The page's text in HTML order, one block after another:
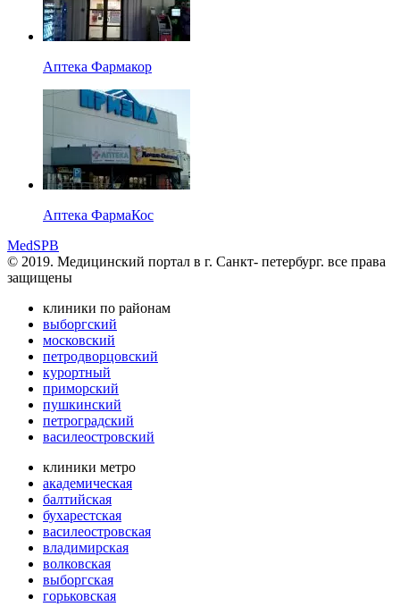
Аптека Фармакор
Аптека ФармаКос
MedSPB
© 2019. Медицинский портал в г. Санкт- петербург. все права
защищены
клиники по районам
выборгский
московский
петродворцовский
курортный
приморский
пушкинский
петроградский
василеостровский
клиники метро
академическая
балтийская
бухарестская
василеостровская
владимирская
волковская
выборгская
горьковская